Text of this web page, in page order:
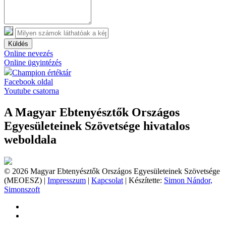
Küldés
Online nevezés
Online ügyintézés
Champion értéktár
Facebook oldal
Youtube csatorna
A Magyar Ebtenyésztők Országos
Egyesületeinek Szövetsége hivatalos
weboldala
© 2026 Magyar Ebtenyésztők Országos Egyesületeinek Szövetsége
(MEOESZ) | Impresszum | Kapcsolat | Készítette: Simon Nándor,
Simonszoft